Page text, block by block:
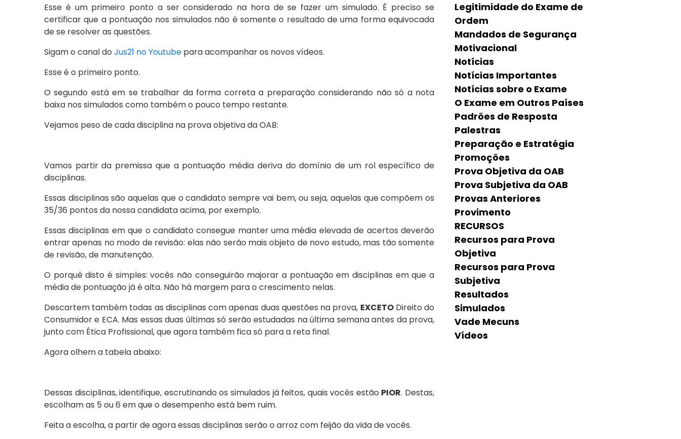
Esse é um primeiro ponto a ser considerado na hora de se fazer um simulado. É preciso se
certificar que a pontuação nos simulados não é somente o resultado de uma forma equivocada
de se resolver as questões.
Sigam o canal do Jus21 no Youtube para acompanhar os novos vídeos.
Esse é o primeiro ponto.
O segundo está em se trabalhar da forma correta a preparação considerando não só a nota
baixa nos simulados como também o pouco tempo restante.
Vejamos peso de cada disciplina na prova objetiva da OAB:
Vamos partir da premissa que a pontuação média deriva do domínio de um rol específico de
disciplinas.
Essas disciplinas são aquelas que o candidato sempre vai bem, ou seja, aquelas que compõem os
35/36 pontos da nossa candidata acima, por exemplo.
Essas disciplinas em que o candidato consegue manter uma média elevada de acertos deverão
entrar apenas no modo de revisão: elas não serão mais objeto de novo estudo, mas tão somente
de revisão, de manutenção.
O porquê disto é simples: vocês não conseguirão majorar a pontuação em disciplinas em que a
média de pontuação já é alta. Não há margem para o crescimento nelas.
Descartem também todas as disciplinas com apenas duas questões na prova, EXCETODireito do
Consumidor e ECA. Mas essas duas últimas só serão estudadas na última semana antes da prova,
junto com Ética Profissional, que agora também fica só para a reta final.
Agora olhem a tabela abaixo:
Dessas disciplinas, identifique, escrutinando os simulados já feitos, quais vocês estão PIOR. Destas,
escolham as 5 ou 6 em que o desempenho está bem ruim.
Feita a escolha, a partir de agora essas disciplinas serão o arroz com feijão da vida de vocês.
Legitimidade do Exame de
Ordem
Mandados de Segurança
Motivacional
Notícias
Notícias Importantes
Notícias sobre o Exame
O Exame em Outros Países
Padrões de Resposta
Palestras
Preparação e Estratégia
Promoções
Prova Objetiva da OAB
Prova Subjetiva da OAB
Provas Anteriores
Provimento
RECURSOS
Recursos para Prova
Objetiva
Recursos para Prova
Subjetiva
Resultados
Simulados
Vade Mecuns
Vídeos